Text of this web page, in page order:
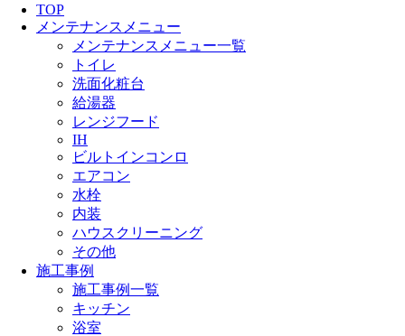
TOP
メンテナンスメニュー
メンテナンスメニュー一覧
トイレ
洗面化粧台
給湯器
レンジフード
IH
ビルトインコンロ
エアコン
水栓
内装
ハウスクリーニング
その他
施工事例
施工事例一覧
キッチン
浴室